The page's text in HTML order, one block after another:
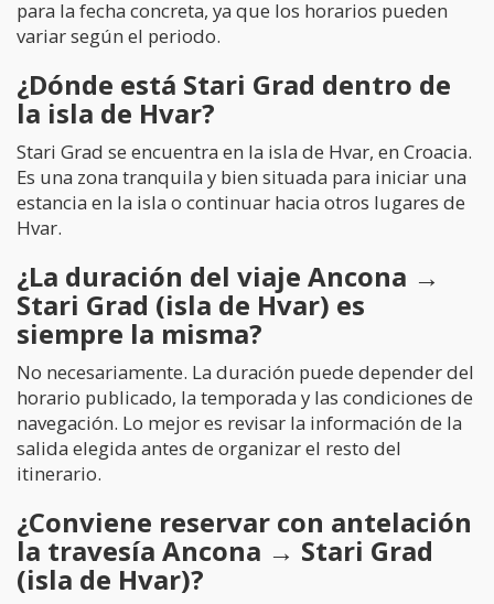
para la fecha concreta, ya que los horarios pueden
variar según el periodo.
¿Dónde está Stari Grad dentro de
la isla de Hvar?
Stari Grad se encuentra en la isla de Hvar, en Croacia.
Es una zona tranquila y bien situada para iniciar una
estancia en la isla o continuar hacia otros lugares de
Hvar.
¿La duración del viaje Ancona →
Stari Grad (isla de Hvar) es
siempre la misma?
No necesariamente. La duración puede depender del
horario publicado, la temporada y las condiciones de
navegación. Lo mejor es revisar la información de la
salida elegida antes de organizar el resto del
itinerario.
¿Conviene reservar con antelación
la travesía Ancona → Stari Grad
(isla de Hvar)?